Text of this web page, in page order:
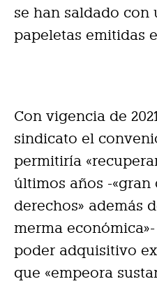
se han saldado con
papeletas emitidas
Con vigencia de
sindicato el
permitiría
últimos años -«gran
derechos» además
merma
poder adquisitivo
que «empeora